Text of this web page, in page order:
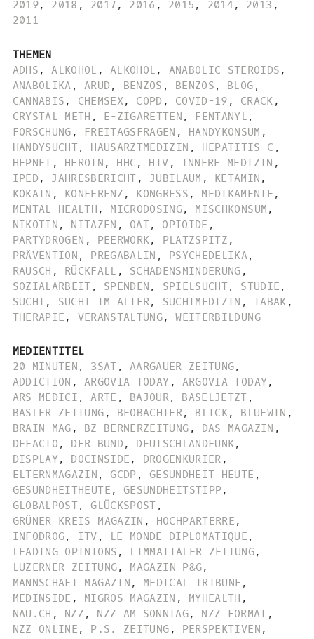
2019, 2018 , 2017 , 2016 , 2015 , 2014, 2013 ,
2011
THEMEN
ADHS , ALKOHOL , ALKOHOL , ANABOLIC STEROIDS ,
ANABOLIKA , ARUD , BENZOS , BENZOS , BLOG ,
CANNABIS , CHEMSEX , COPD , COVID-19 , CRACK ,
CRYSTAL METH , E-ZIGARETTEN , FENTANYL ,
FORSCHUNG , FREITAGSFRAGEN , HANDYKONSUM ,
HANDYSUCHT, HAUSARZTMEDIZIN , HEPATITIS C ,
HEPNET , HEROIN , HHC , HIV , INNERE MEDIZIN ,
IPED , JAHRESBERICHT , JUBILÄUM , KETAMIN ,
KOKAIN , KONFERENZ , KONGRESS , MEDIKAMENTE ,
MENTAL HEALTH , MICRODOSING, MISCHKONSUM ,
NIKOTIN , NITAZEN , OAT, OPIOIDE ,
PARTYDROGEN , PEERWORK, PLATZSPITZ ,
PRÄVENTION , PREGABALIN , PSYCHEDELIKA,
RAUSCH , RÜCKFALL , SCHADENSMINDERUNG ,
SOZIALARBEIT , SPENDEN , SPIELSUCHT, STUDIE ,
SUCHT, SUCHT IM ALTER, SUCHTMEDIZIN , TABAK ,
THERAPIE , VERANSTALTUNG, WEITERBILDUNG
MEDIENTITEL
20 MINUTEN , 3SAT , AARGAUER ZEITUNG,
ADDICTION , ARGOVIA TODAY , ARGOVIA TODAY,
ARS MEDICI , ARTE , BAJOUR, BASELJETZT ,
BASLER ZEITUNG , BEOBACHTER, BLICK, BLUEWIN ,
BRAIN MAG , BZ-BERNERZEITUNG , DAS MAGAZIN ,
DEFACTO , DER BUND , DEUTSCHLANDFUNK,
DISPLAY, DOCINSIDE , DROGENKURIER ,
ELTERNMAGAZIN , GCDP , GESUNDHEIT HEUTE ,
GESUNDHEITHEUTE , GESUNDHEITSTIPP,
GLOBALPOST, GLÜCKSPOST ,
GRÜNER KREIS MAGAZIN , HOCHPARTERRE ,
INFODROG, ITV , LE MONDE DIPLOMATIQUE ,
LEADING OPINIONS , LIMMATTALER ZEITUNG,
LUZERNER ZEITUNG, MAGAZIN P&G,
MANNSCHAFT MAGAZIN , MEDICAL TRIBUNE ,
MEDINSIDE , MIGROS MAGAZIN , MYHEALTH ,
NAU.CH , NZZ , NZZ AM SONNTAG, NZZ FORMAT ,
NZZ ONLINE , P.S. ZEITUNG , PERSPEKTIVEN ,